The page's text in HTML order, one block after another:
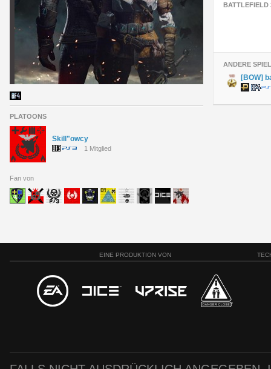
PLATOONS
Skill"owcy
1 Mitglied
Fan von
BATTLEFIELD
ANDERE
[BOW]
EINE PRODUKTION VON